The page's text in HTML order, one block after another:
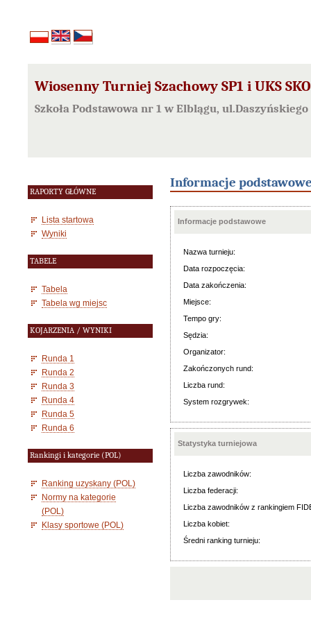
Wiosenny Turniej Szachowy SP1 i UKS
Szkoła Podstawowa nr 1 w Elblągu,
RAPORTY GŁÓWNE
Lista startowa
Wyniki
TABELE
Tabela
Tabela wg miejsc
KOJARZENIA / WYNIKI
Runda 1
Runda 2
Runda 3
Runda 4
Runda 5
Runda 6
Rankingi i kategorie (POL)
Ranking uzyskany (POL)
Normy na kategorie
(POL)
Klasy sportowe (POL)
Informacje
Informacje podstawowe
Nazwa turnieju:
Data rozpoczęcia:
Data zakończenia:
Miejsce:
Tempo gry:
Sędzia:
Organizator:
Zakończonych rund:
Liczba rund:
System rozgrywek:
Statystyka turniejowa
Liczba zawodników:
Liczba federacji:
Liczba zawodników z rankingiem
Liczba kobiet:
Średni ranking turnieju: